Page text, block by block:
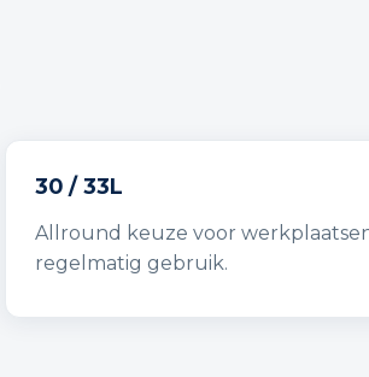
30 / 33L
Allround keuze voor
regelmatig gebruik.